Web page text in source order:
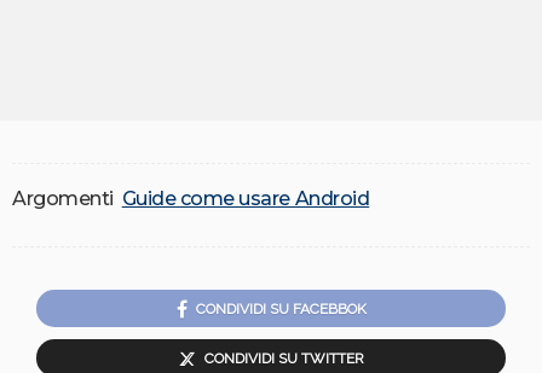
Argomenti Guide come usare Android
CONDIVIDI SU FACEBBOK
CONDIVIDI SU TWITTER